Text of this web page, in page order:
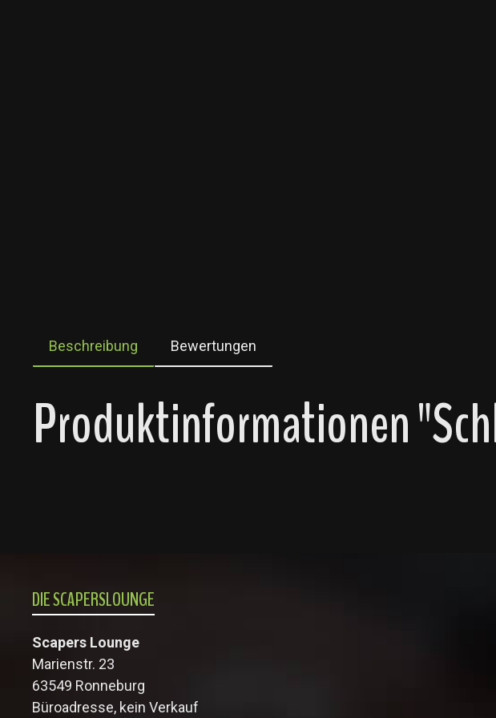
Beschreibung Bewertungen
Produktinformationen
DIE SCAPERSLOUNGE
Scapers Lounge
Marienstr. 23
63549 Ronneburg
Büroadresse, kein Verkauf